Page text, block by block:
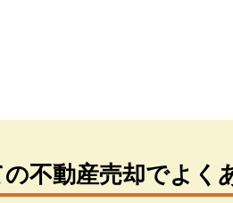
不動産売却でよく